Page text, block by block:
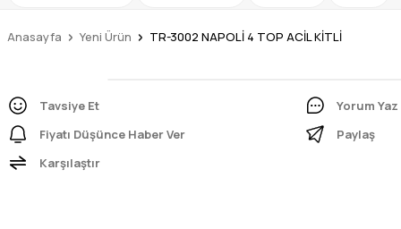
Anasayfa Yeni Ürün TR-3002 NAPOLİ 4 TOP ACİL KİTLİ
Tavsiye Et
Yorum Yaz
Fiyatı Düşünce Haber Ver
Paylaş
Karşılaştır